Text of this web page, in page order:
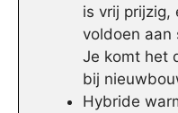
is vrij prijzig,
voldoen aan
Je komt het
bij
Hybride